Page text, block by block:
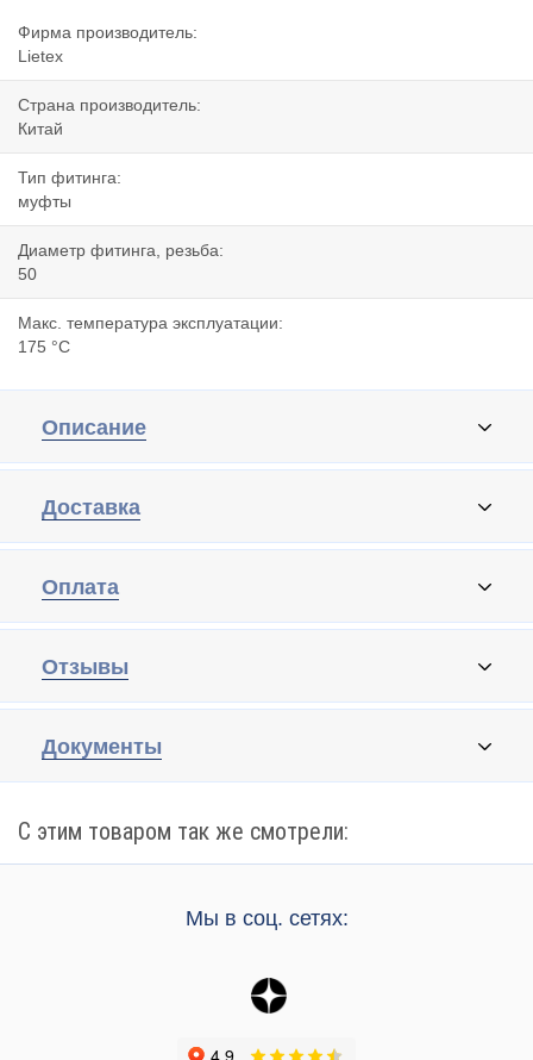
Фирма производитель:
Lietex
Страна производитель:
Китай
Тип фитинга:
муфты
Диаметр фитинга, резьба:
50
Макс. температура эксплуатации:
175 °C
Описание
Доставка
Оплата
Отзывы
Документы
С этим товаром так же смотрели:
Мы в соц. сетях: